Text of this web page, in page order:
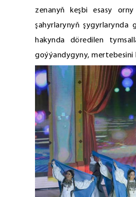
zenanyň keşbi esasy
şahyrlarynyň
hakynda döredilen
goýýandygyny,